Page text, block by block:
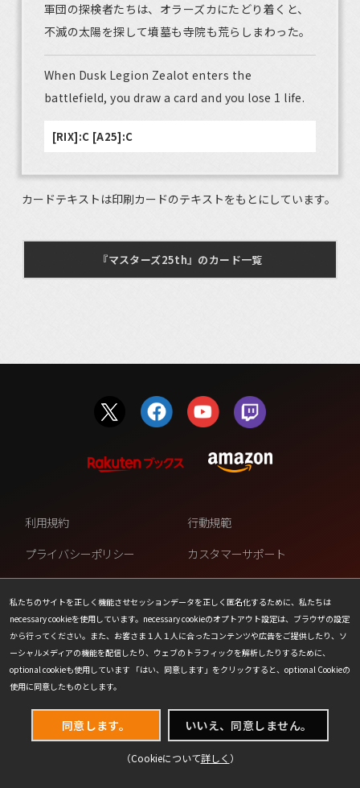
軍団の探検者たちは、オラーズカにたどり着くと、
不滅の太陽を探して墳墓も寺院も荒らしまわった。
When Dusk Legion Zealot enters the
battlefield, you draw a card and you lose 1 life.
[RIX]:C [A25]:C
カードテキストは印刷カードのテキストをもとにしています。
『マスターズ25th』のカード一覧
私たちのサイトを正しく機能させセッションデータを正しく匿名化するために、私たちは
necessary cookieを使用しています。necessary cookieのオプトアウト設定は、ブラウザの設定
から行ってください。また、お客さま１人１人に合ったコンテンツや広告をご提供したり、ソ
ーシャルメディアの機能を配信したり、ウェブのトラフィックを解析したりするために、
optional cookieも使用しています 「はい、同意します」をクリックすると、optional Cookieの
使用に同意したものとします。
同意します。 いいえ、同意しません。
（Cookieについて詳しく ）
利用規約
行動規範
プライバシーポリシー
カスタマーサポート
ファンコンテンツ・ポリシー
個人情報の販売や共有を許可し
ない
COOKIE
プレスリリース
会社情報
お問い合わせ